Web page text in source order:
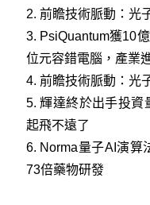
2. 前瞻技術脈動：光
3. PsiQuantum獲10
位元容錯電腦，產業
4. 前瞻技術脈動：光
5.輝達終於出手投資
起飛不遠了
6. Norma量子AI演算
73倍藥物研發